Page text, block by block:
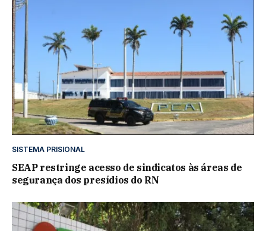
SISTEMA PRISIONAL
SEAP restringe acesso de sindicatos às áreas de
segurança dos presídios do RN